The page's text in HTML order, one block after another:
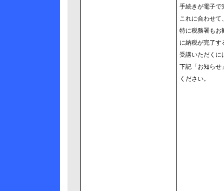
手続きが電子で
これに合わせて
特に税務署もお
に納税が完了す
受講いただくに
下記「お知らせ
ください。